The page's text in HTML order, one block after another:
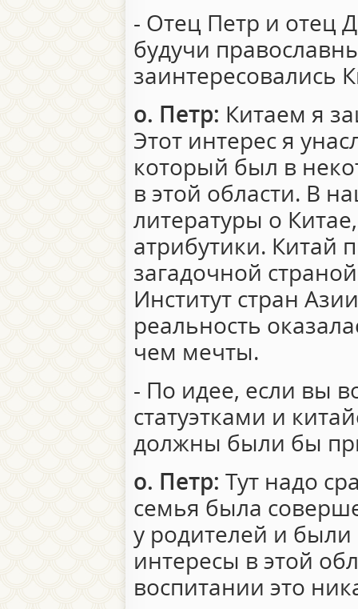
- Отец Петр и отец
будучи
заинтересовались
о. Петр: Китаем я
Этот интерес я
который был в
в этой области. В
литературы о
атрибутики. Китай
загадочной
Институт стран
реальность
чем мечты.
- По идее, если вы
статуэтками и
должны были бы
о. Петр: Тут надо
семья была
у родителей и
интересы в этой
воспитании это